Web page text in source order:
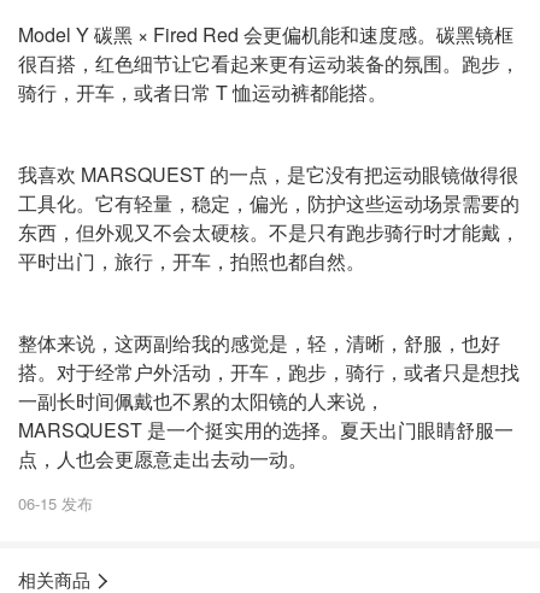
Model Y 碳黑 × Fired Red 会更偏机能和速度感。碳黑镜框
很百搭，红色细节让它看起来更有运动装备的氛围。跑步，
骑行，开车，或者日常 T 恤运动裤都能搭。
我喜欢 MARSQUEST 的一点，是它没有把运动眼镜做得很
工具化。它有轻量，稳定，偏光，防护这些运动场景需要的
东西，但外观又不会太硬核。不是只有跑步骑行时才能戴，
平时出门，旅行，开车，拍照也都自然。
整体来说，这两副给我的感觉是，轻，清晰，舒服，也好
搭。对于经常户外活动，开车，跑步，骑行，或者只是想找
一副长时间佩戴也不累的太阳镜的人来说，
MARSQUEST 是一个挺实用的选择。夏天出门眼睛舒服一
点，人也会更愿意走出去动一动。
06-15 发布
相关商品